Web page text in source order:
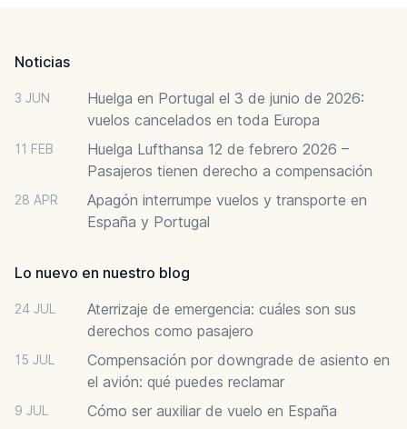
Noticias
3 JUN
Huelga en Portugal el 3 de junio de 2026:
vuelos cancelados en toda Europa
11 FEB
Huelga Lufthansa 12 de febrero 2026 –
Pasajeros tienen derecho a compensación
28 APR
Apagón interrumpe vuelos y transporte en
España y Portugal
Lo nuevo en nuestro blog
24 JUL
Aterrizaje de emergencia: cuáles son sus
derechos como pasajero
15 JUL
Compensación por downgrade de asiento en
el avión: qué puedes reclamar
9 JUL Cómo ser auxiliar de vuelo en España